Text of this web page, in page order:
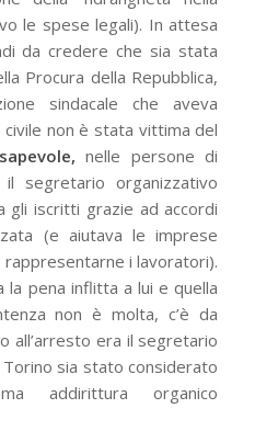
le spese legali). In attesa
da credere che sia stata
Procura della Repubblica,
sindacale che aveva
non è stata vittima del
nelle persone di
segretario organizzativo
gli iscritti grazie ad accordi
(e aiutava le imprese
i lavoratori).
la pena inflitta a lui e quella
non è molta, c’è da
all’arresto era il segretario
sia stato considerato
addirittura organico